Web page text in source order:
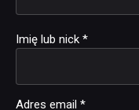
Imię lub nick *
Adres email *